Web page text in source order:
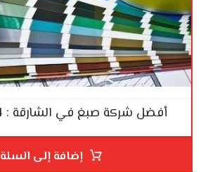
أفضل شركة صبغ في الشارقة : 0553996694
إضافة إلى السلة